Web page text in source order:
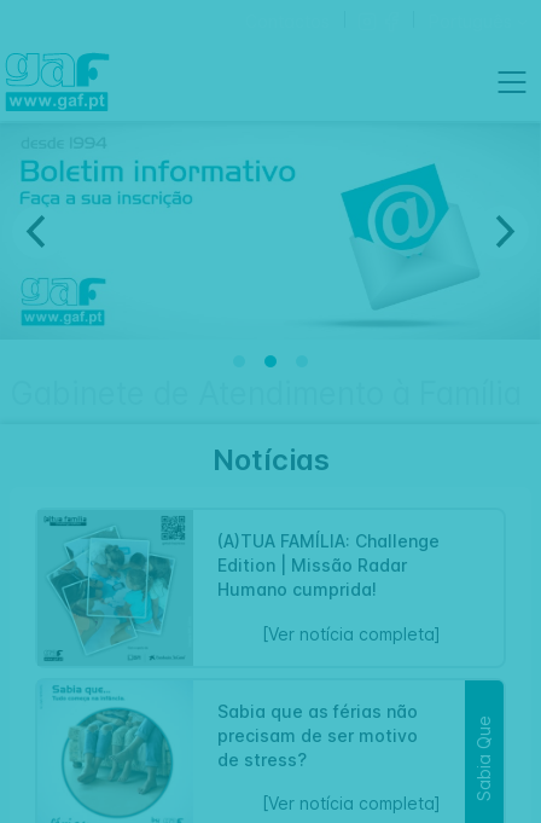
Notícias
(A)TUA FAMÍLIA: Challenge
Edition | Missão Radar
Humano cumprida!
[Ver notícia completa]
Sabia que as férias não
precisam de ser motivo
de stress?
[Ver notícia completa]
Sabia Que